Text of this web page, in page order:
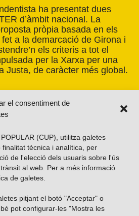
el consentiment de
(CUP), utilitza galetes
tècnica i analítica, per
de l'elecció dels usuaris sobre l'ús
al web. Per a més informació
de galetes
pitjant el botó "Acceptar" o
pot configurar-les "Mostra les
ha presentat dues
d’àmbit nacional. La
pròpia basada en els
fet a la demarcació de Girona i
els criteris a tot el
per la Xarxa per una
Justa, de caràcter més global.
al nostre butlletí?